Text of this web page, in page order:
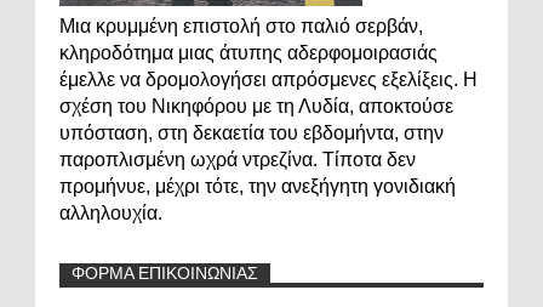
Μια κρυμμένη επιστολή στο παλιό σερβάν,
κληροδότημα μιας άτυπης αδερφομοιρασιάς
έμελλε να δρομολογήσει απρόσμενες εξελίξεις. Η
σχέση του Νικηφόρου με τη Λυδία, αποκτούσε
υπόσταση, στη δεκαετία του εβδομήντα, στην
παροπλισμένη ωχρά ντρεζίνα. Τίποτα δεν
προμήνυε, μέχρι τότε, την ανεξήγητη γονιδιακή
αλληλουχία.
ΦΟΡΜΑ ΕΠΙΚΟΙΝΩΝΙΑΣ